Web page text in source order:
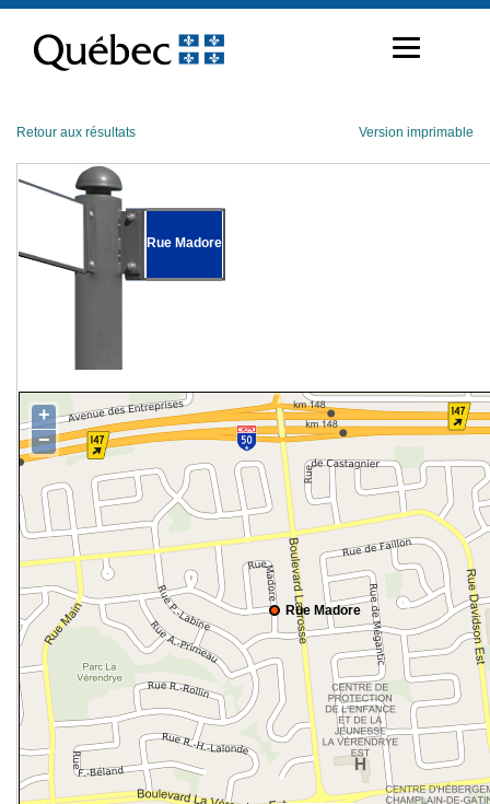
contenu
Retour aux résultats Version imprimable
Rue Madore
Rue Madore
+
−